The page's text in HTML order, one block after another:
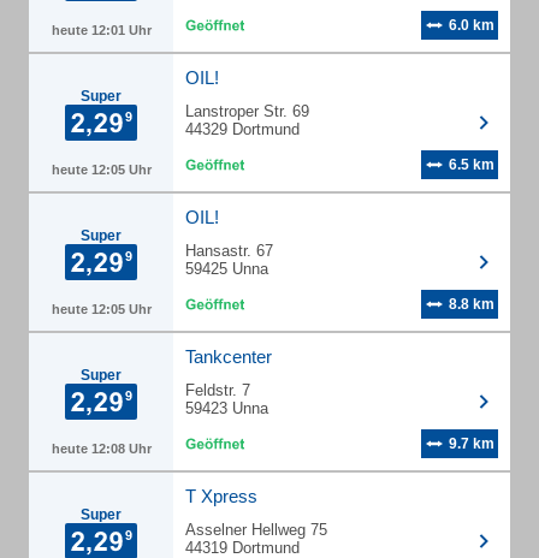
heute 12:01 Uhr 6.0 km
Super
heute 12:05 Uhr
OIL!
Lanstroper Str. 69
44329 Dortmund
6.5 km
Super
heute 12:05 Uhr
OIL!
Hansastr. 67
59425 Unna
8.8 km
Super
heute 12:08 Uhr
Tankcenter
Feldstr. 7
59423 Unna
9.7 km
Super
T Xpress
Asselner Hellweg 75
44319 Dortmund